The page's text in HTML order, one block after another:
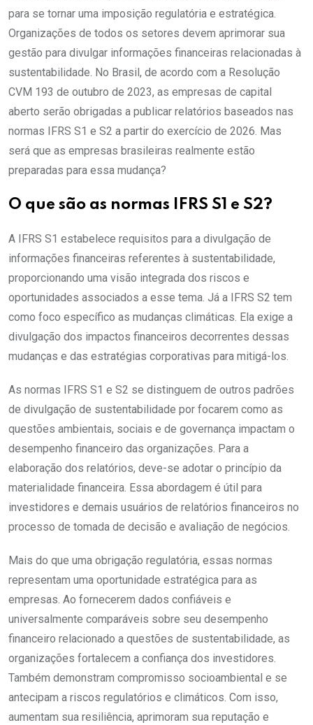
para se tornar uma imposição regulatória e estratégica.
Organizações de todos os setores devem aprimorar sua
gestão para divulgar informações financeiras relacionadas à
sustentabilidade. No Brasil, de acordo com a Resolução
CVM 193 de outubro de 2023, as empresas de capital
aberto serão obrigadas a publicar relatórios baseados nas
normas IFRS S1 e S2 a partir do exercício de 2026. Mas
será que as empresas brasileiras realmente estão
preparadas para essa mudança?
O que são as normas IFRS S1 e S2?
A IFRS S1 estabelece requisitos para a divulgação de
informações financeiras referentes à sustentabilidade,
proporcionando uma visão integrada dos riscos e
oportunidades associados a esse tema. Já a IFRS S2 tem
como foco específico as mudanças climáticas. Ela exige a
divulgação dos impactos financeiros decorrentes dessas
mudanças e das estratégias corporativas para mitigá-los.
As normas IFRS S1 e S2 se distinguem de outros padrões
de divulgação de sustentabilidade por focarem como as
questões ambientais, sociais e de governança impactam o
desempenho financeiro das organizações. Para a
elaboração dos relatórios, deve-se adotar o princípio da
materialidade financeira. Essa abordagem é útil para
investidores e demais usuários de relatórios financeiros no
processo de tomada de decisão e avaliação de negócios.
Mais do que uma obrigação regulatória, essas normas
representam uma oportunidade estratégica para as
empresas. Ao fornecerem dados confiáveis e
universalmente comparáveis sobre seu desempenho
financeiro relacionado a questões de sustentabilidade, as
organizações fortalecem a confiança dos investidores.
Também demonstram compromisso socioambiental e se
antecipam a riscos regulatórios e climáticos. Com isso,
aumentam sua resiliência, aprimoram sua reputação e